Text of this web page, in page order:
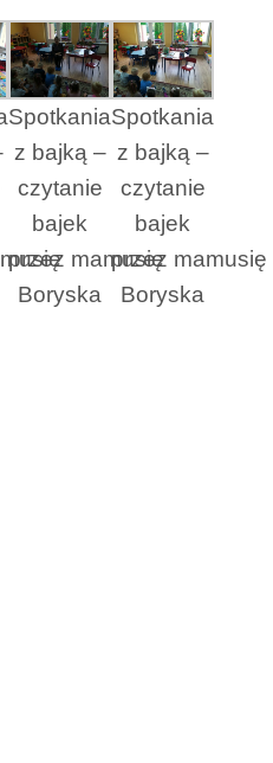
Spotkania
z bajką –
czytanie
bajek
przez mamusię
Boryska
Spotkania
z bajką –
czytanie
bajek
przez mamusię
Boryska